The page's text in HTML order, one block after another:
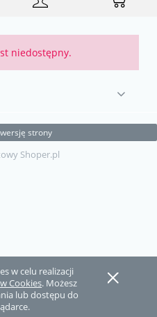
w celu realizacji
Cookies. Możesz
lub dostępu do
niedostępny.
strony
Shoper.pl